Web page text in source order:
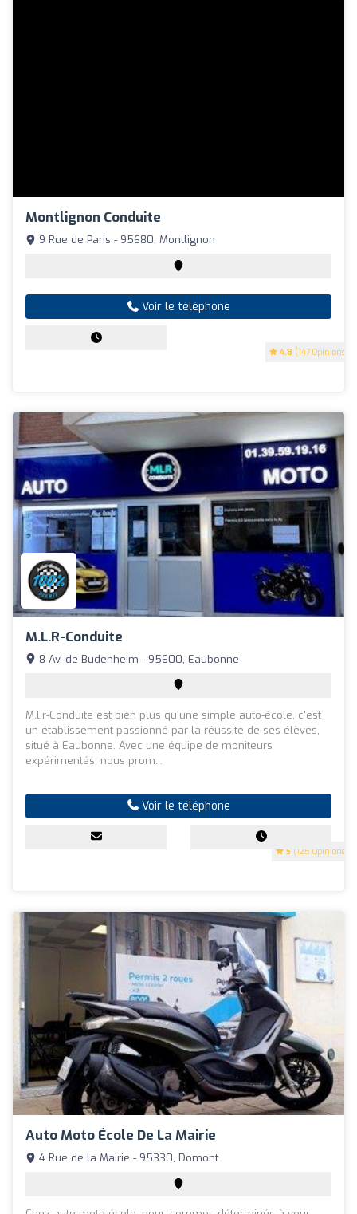
Montlignon Conduite
4.8 (147 Opinions)
9 Rue de Paris - 95680, Montlignon
Voir le téléphone
M.l.r-Conduite
5 (125 Opinions)
8 Av. de Budenheim - 95600, Eaubonne
M.l.r-Conduite est bien plus qu'une simple auto-école, c'est
un établissement passionné par la réussite de ses élèves,
situé à Eaubonne. Avec une équipe de moniteurs
expérimentés, nous prom...
Voir le téléphone
Auto Moto École De La Mairie
4 Rue de la Mairie - 95330, Domont